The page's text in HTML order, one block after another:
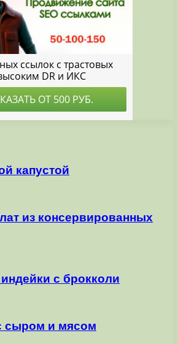
капустой
из консервированных
с брокколи
сыром и мясом